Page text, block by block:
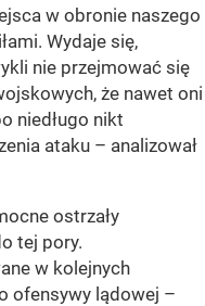
w obronie naszego
Wydaje się,
nie przejmować się
że nawet oni
niedługo nikt
ataku – analizował
ostrzały
tej pory.
w kolejnych
ofensywy lądowej –